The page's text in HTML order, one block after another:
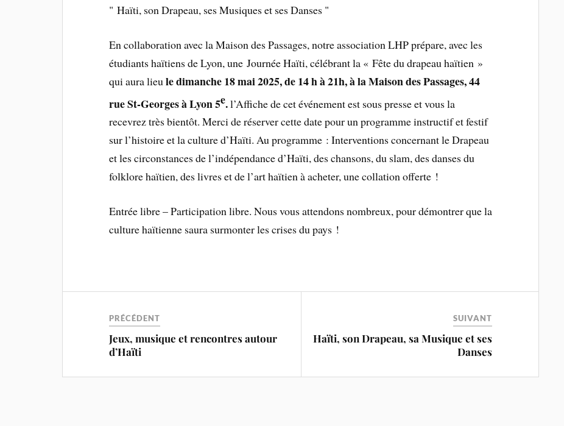
" Haïti, son Drapeau, ses Musiques et ses Danses "
En collaboration avec la Maison des Passages, notre association LHP prépare, avec les
étudiants haïtiens de Lyon, une Journée Haïti, célébrant la « Fête du drapeau haïtien »
qui aura lieule dimanche 18 mai 2025, de 14 h à 21h, à la Maison des Passages, 44
rue St-Georges à Lyon 5e.l’Affiche de cet événement est sous presse et vous la
recevrez très bientôt. Merci de réserver cette date pour un programme instructif et festif
sur l’histoire et la culture d’Haïti. Au programme : Interventions concernant le Drapeau
et les circonstances de l’indépendance d’Haïti, des chansons, du slam, des danses du
folklore haïtien, des livres et de l’art haïtien à acheter, une collation offerte !
Entrée libre – Participation libre. Nous vous attendons nombreux, pour démontrer que la
culture haïtienne saura surmonter les crises du pays !
PRÉCÉDENT
Jeux, musique et rencontres autour
d’Haïti
SUIVANT
Haïti, son Drapeau, sa Musique et ses
Danses